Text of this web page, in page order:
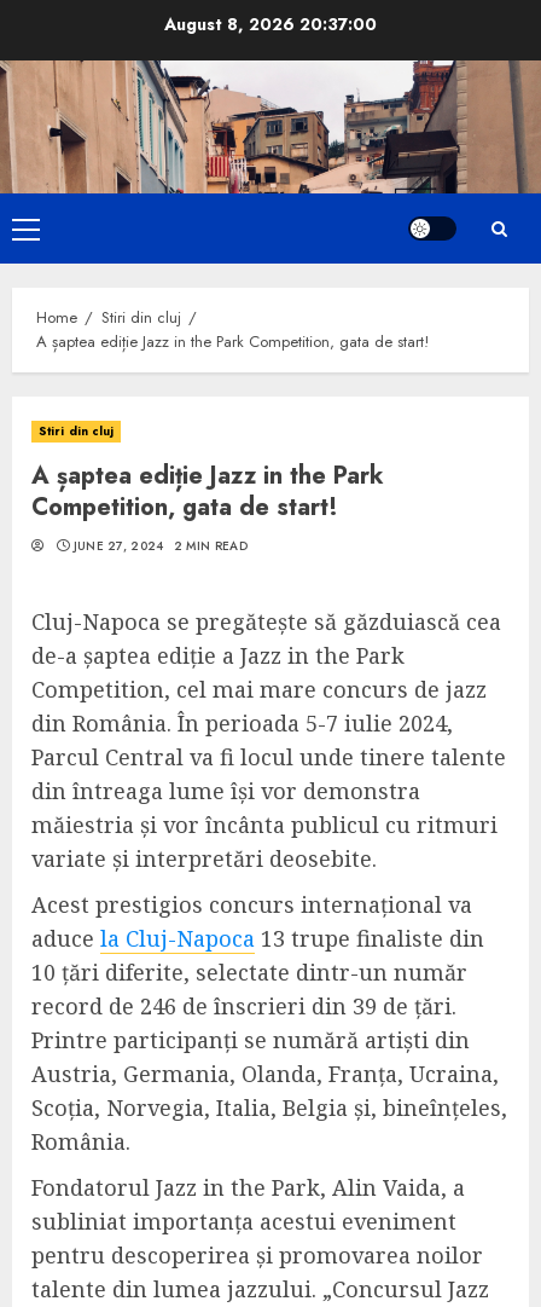
content
August 8, 202620:37:01
Primary
Menu
Home
Stiri din cluj
A șaptea ediție Jazz in the Park Competition, gata de start!
Stiri din cluj
A șaptea ediție Jazz in the Park
Competition, gata de start!
JUNE 27, 2024 2 MIN READ
Cluj-Napoca se pregătește să găzduiască cea
de-a șaptea ediție a Jazz in the Park
Competition, cel mai mare concurs de jazz
din România. În perioada 5-7 iulie 2024,
Parcul Central va fi locul unde tinere talente
din întreaga lume își vor demonstra
măiestria și vor încânta publicul cu ritmuri
variate și interpretări deosebite.
Acest prestigios concurs internațional va
aduce la Cluj-Napoca 13 trupe finaliste din
10 țări diferite, selectate dintr-un număr
record de 246 de înscrieri din 39 de țări.
Printre participanți se numără artiști din
Austria, Germania, Olanda, Franța, Ucraina,
Scoția, Norvegia, Italia, Belgia și, bineînțeles,
România.
Fondatorul Jazz in the Park, Alin Vaida, a
subliniat importanța acestui eveniment
pentru descoperirea și promovarea noilor
talente din lumea jazzului. „Concursul Jazz